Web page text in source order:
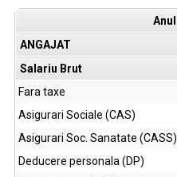
Anul
ANGAJAT
Salariu Brut
Fara taxe
Asigurari Sociale (CAS)
Asigurari Soc. Sanatate (CASS)
Deducere personala (DP)